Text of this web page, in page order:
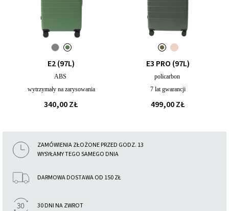
E2 (97L)
ABS
wytrzymały na zarysowania
340,00 ZŁ
E3 PRO (97L)
policarbon
7 lat gwarancji
499,00 ZŁ
ZAMÓWIENIA ZŁOŻONE PRZED GODZ. 13
WYSYŁAMY TEGO SAMEGO DNIA
DARMOWA DOSTAWA OD 150 ZŁ
30 DNI NA ZWROT